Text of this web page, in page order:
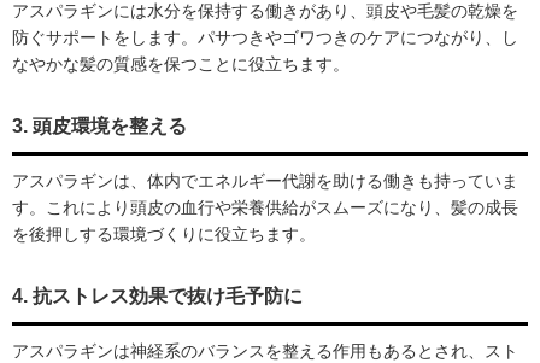
アスパラギンには水分を保持する働きがあり、頭皮や毛髪の乾燥を
防ぐサポートをします。パサつきやゴワつきのケアにつながり、し
なやかな髪の質感を保つことに役立ちます。
3. 頭皮環境を整える
アスパラギンは、体内でエネルギー代謝を助ける働きも持っていま
す。これにより頭皮の血行や栄養供給がスムーズになり、髪の成長
を後押しする環境づくりに役立ちます。
4. 抗ストレス効果で抜け毛予防に
アスパラギンは神経系のバランスを整える作用もあるとされ、スト